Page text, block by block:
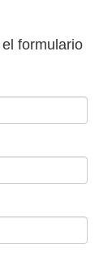
formulario